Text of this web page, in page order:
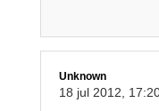
Unknown
18 jul 2012,